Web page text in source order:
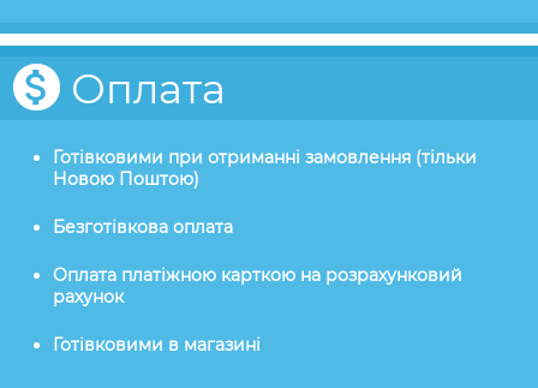
Оплата
Готівковими при отриманні замовлення (тільки
Новою Поштою)
Безготівкова оплата
Оплата платіжною карткою на розрахунковий
рахунок
Готівковими в магазині